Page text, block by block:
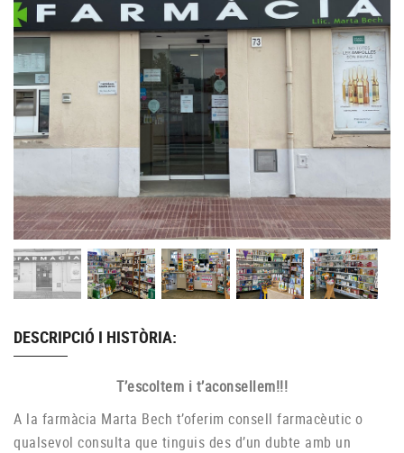
DESCRIPCIÓ I HISTÒRIA:
T’escoltem i t’aconsellem!!!
A la farmàcia Marta Bech t’oferim consell farmacèutic o
qualsevol consulta que tinguis des d’un dubte amb un